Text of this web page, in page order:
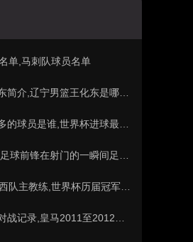
单,马刺队球员名单
,辽宁男篮王化东是哪里人？
是谁,世界杯进球最多的球员是谁？
射门的一瞬间足球的速度有多快？？
教练,世界杯历届冠军球队教练
,皇马2011至2012欧冠赛程&nbs